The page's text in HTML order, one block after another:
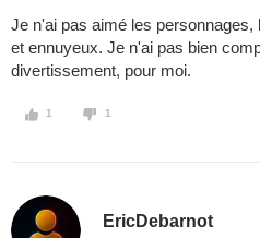
Je n'ai pas aimé les
et ennuyeux. Je n'ai pas bien
divertissement, pour moi.
1 1
EricDebarnot